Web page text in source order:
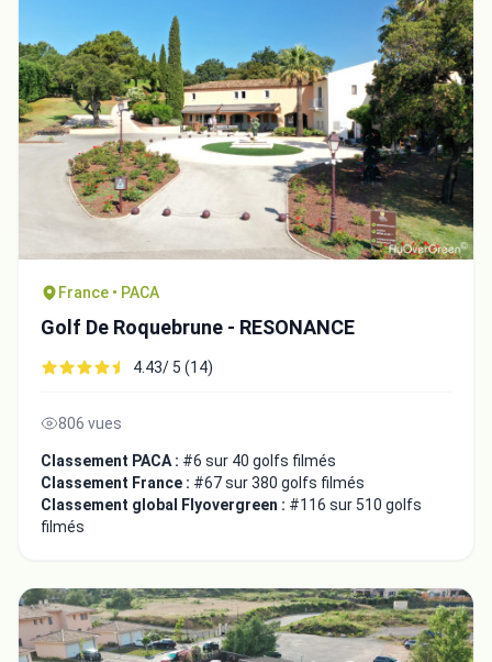
France • PACA
Golf De Roquebrune - RESONANCE
4.43/ 5 (14)
806 vues
Classement PACA : #6 sur 40 golfs filmés
Classement France : #67 sur 380 golfs filmés
Classement global Flyovergreen : #116 sur 510 golfs
filmés